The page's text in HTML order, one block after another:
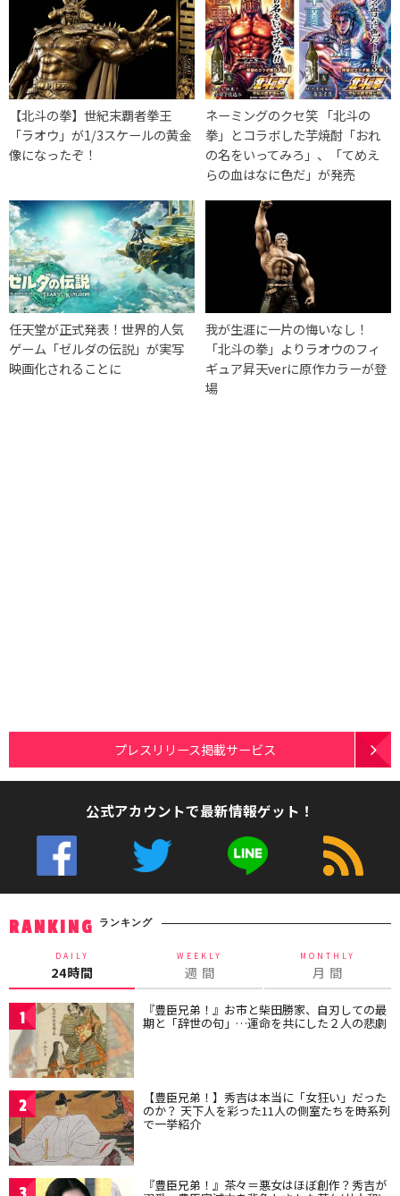
【北斗の拳】世紀末覇者拳王
「ラオウ」が1/3スケールの黄金
像になったぞ！
ネーミングのクセ笑 「北斗の
拳」とコラボした芋焼酎「おれ
の名をいってみろ」、「てめえ
らの血はなに色だ」が発売
任天堂が正式発表！世界的人気
ゲーム「ゼルダの伝説」が実写
映画化されることに
我が生涯に一片の悔いなし！
「北斗の拳」よりラオウのフィ
ギュア昇天verに原作カラーが登
場
プレスリリース掲載サービス
公式アカウントで最新情報ゲット！
RANKING ランキング
DAILY
24時間
WEEKLY
週 間
MONTHLY
月 間
1 『豊臣兄弟！』お市と柴田勝家、自刃しての最
期と「辞世の句」…運命を共にした２人の悲劇
2 【豊臣兄弟！】秀吉は本当に「女狂い」だった
のか？ 天下人を彩った11人の側室たちを時系列
で一挙紹介
『豊臣兄弟！』茶々＝悪女はほぼ創作？秀吉が